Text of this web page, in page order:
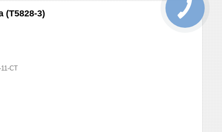
(T5828-3)
11-СТ